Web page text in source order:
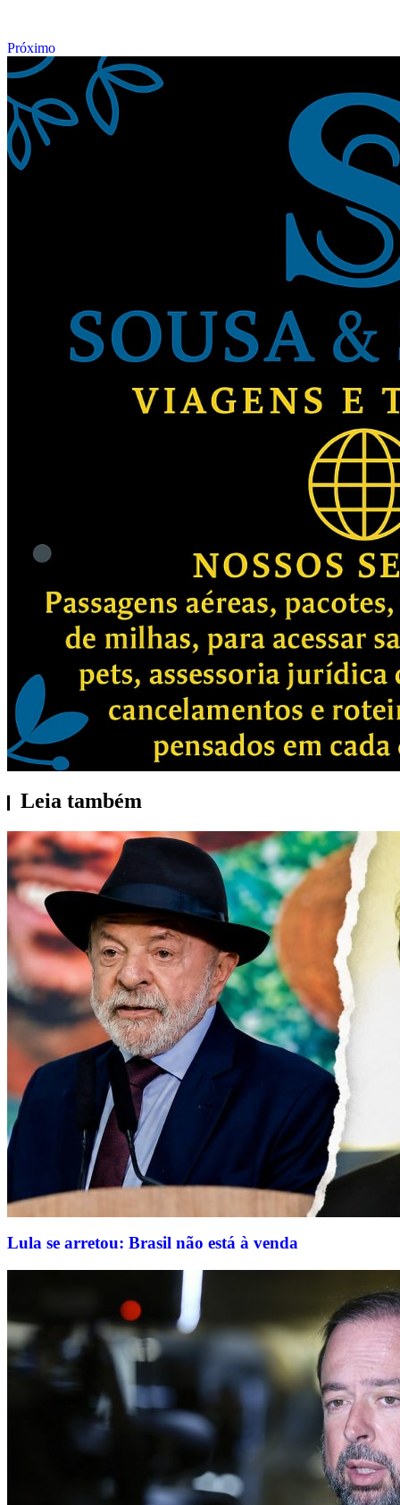
Próximo
Leia também
Lula se arretou: Brasil não está à venda